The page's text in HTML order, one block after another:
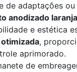
de adaptações
anodizado
e estética
,
aprimorado.
de